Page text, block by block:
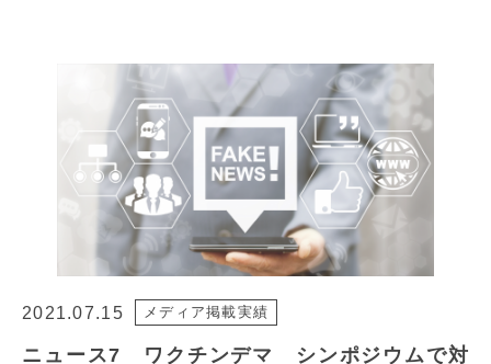
2021.07.15 メディア掲載実績
ニュース7 ワクチンデマ シンポジウムで対